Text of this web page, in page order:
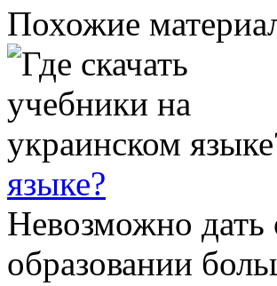
Похожие
языке?
Невозможно дать
образовании